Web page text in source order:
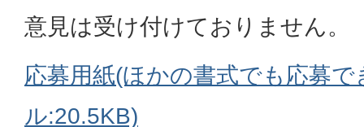
意見は受け付けておりません。
応募用紙(ほかの書式でも応募
ル:20.5KB)